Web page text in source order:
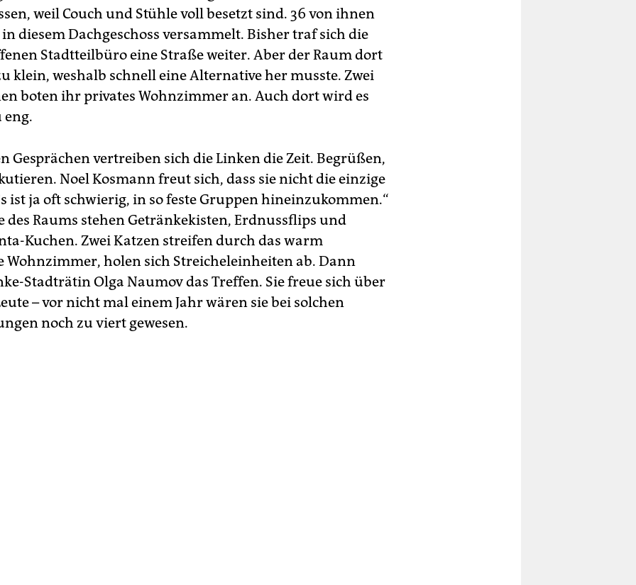
weil Couch und Stühle voll besetzt sind. 36 von ihnen
diesem Dachgeschoss versammelt. Bisher traf sich die
Stadtteilbüro eine Straße weiter. Aber der Raum dort
klein, weshalb schnell eine Alternative her musste. Zwei
boten ihr privates Wohnzimmer an. Auch dort wird es
eng.
Gesprächen vertreiben sich die Linken die Zeit. Begrüßen,
Noel Kosmann freut sich, dass sie nicht die einzige
ist ja oft schwierig, in so feste Gruppen hineinzukommen.“
des Raums stehen Getränkekisten, Erdnussflips und
Kuchen. Zwei Katzen streifen durch das warm
Wohnzimmer, holen sich Streicheleinheiten ab. Dann
Stadträtin Olga Naumov das Treffen. Sie freue sich über
– vor nicht mal einem Jahr wären sie bei solchen
noch zu viert gewesen.